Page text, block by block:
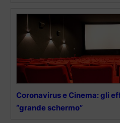
Coronavirus e Cinema: gli
“grande schermo”